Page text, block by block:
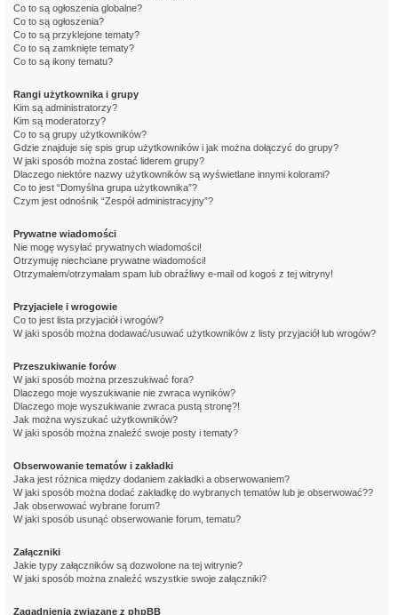
Co to są ogłoszenia globalne?
Co to są ogłoszenia?
Co to są przyklejone tematy?
Co to są zamknięte tematy?
Co to są ikony tematu?
Rangi użytkownika i grupy
Kim są administratorzy?
Kim są moderatorzy?
Co to są grupy użytkowników?
Gdzie znajduje się spis grup użytkowników i jak można dołączyć do grupy?
W jaki sposób można zostać liderem grupy?
Dlaczego niektóre nazwy użytkowników są wyświetlane innymi kolorami?
Co to jest “Domyślna grupa użytkownika”?
Czym jest odnośnik “Zespół administracyjny”?
Prywatne wiadomości
Nie mogę wysyłać prywatnych wiadomości!
Otrzymuję niechciane prywatne wiadomości!
Otrzymałem/otrzymałam spam lub obraźliwy e-mail od kogoś z tej witryny!
Przyjaciele i wrogowie
Co to jest lista przyjaciół i wrogów?
W jaki sposób można dodawać/usuwać użytkowników z listy przyjaciół lub wrogów?
Przeszukiwanie forów
W jaki sposób można przeszukiwać fora?
Dlaczego moje wyszukiwanie nie zwraca wyników?
Dlaczego moje wyszukiwanie zwraca pustą stronę?!
Jak można wyszukać użytkowników?
W jaki sposób można znaleźć swoje posty i tematy?
Obserwowanie tematów i zakładki
Jaka jest różnica między dodaniem zakładki a obserwowaniem?
W jaki sposób można dodać zakładkę do wybranych tematów lub je obserwować??
Jak obserwować wybrane forum?
W jaki sposób usunąć obserwowanie forum, tematu?
Załączniki
Jakie typy załączników są dozwolone na tej witrynie?
W jaki sposób można znaleźć wszystkie swoje załączniki?
Zagadnienia związane z phpBB